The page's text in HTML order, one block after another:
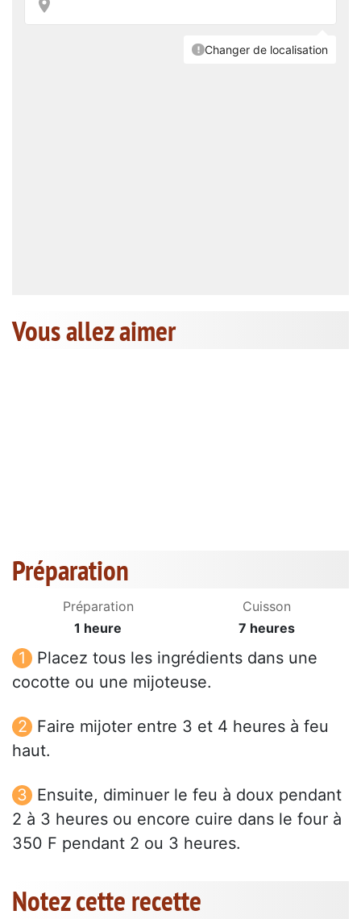
Vous allez aimer
Préparation
Préparation
1 heure
Cuisson
7 heures
Placez tous les ingrédients dans une
cocotte ou une mijoteuse.
Faire mijoter entre 3 et 4 heures à feu
haut.
Ensuite, diminuer le feu à doux pendant
2 à 3 heures ou encore cuire dans le four à
350 F pendant 2 ou 3 heures.
Notez cette recette